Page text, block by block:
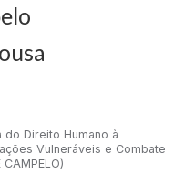
Direito Humano à
Vulneráveis e Combate